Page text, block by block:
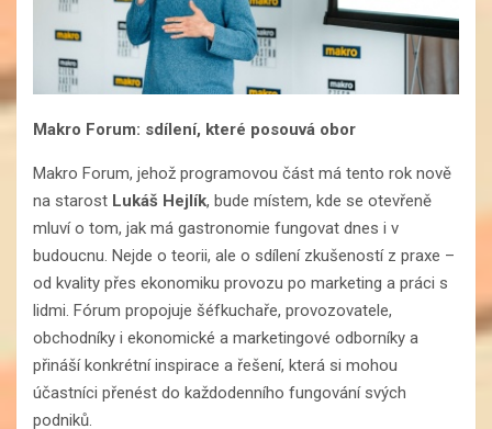
Makro Forum: sdílení, které posouvá obor
Makro Forum, jehož programovou část má tento rok nově
na starost Lukáš Hejlík, bude místem, kde se otevřeně
mluví o tom, jak má gastronomie fungovat dnes i v
budoucnu. Nejde o teorii, ale o sdílení zkušeností z praxe –
od kvality přes ekonomiku provozu po marketing a práci s
lidmi. Fórum propojuje šéfkuchaře, provozovatele,
obchodníky i ekonomické a marketingové odborníky a
přináší konkrétní inspirace a řešení, která si mohou
účastníci přenést do každodenního fungování svých
podniků.